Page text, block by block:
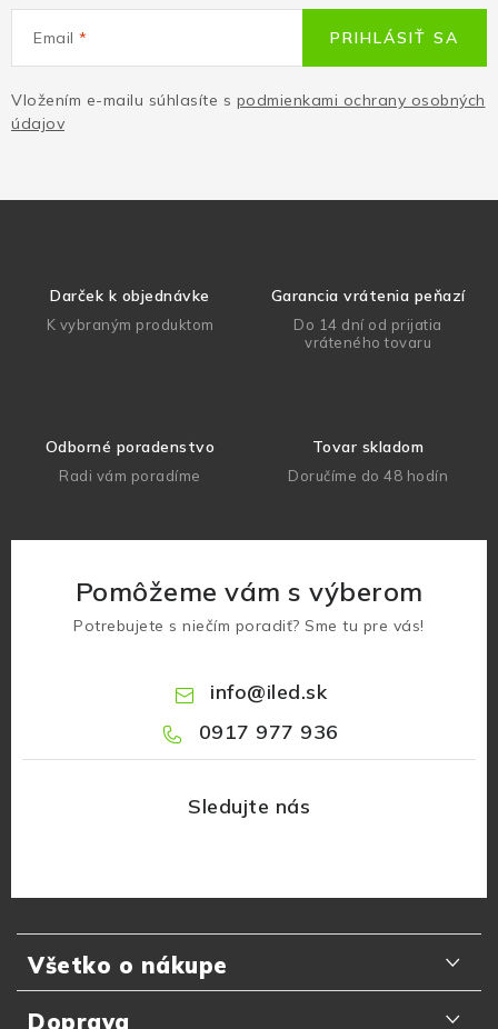
Email
Vložením e-mailu súhlasíte s podmienkami ochrany osobných
údajov
PRIHLÁSIŤ SA
Darček k objednávke
K vybraným produktom
Garancia vrátenia peňazí
Do 14 dní od prijatia
vráteného tovaru
Odborné poradenstvo
Radi vám poradíme
Tovar skladom
Doručíme do 48 hodín
Pomôžeme vám s výberom
Potrebujete s niečím poradiť? Sme tu pre vás!
info@iled.sk
0917 977 936
Všetko o nákupe
Odporúčania zákazníkov
Doprava